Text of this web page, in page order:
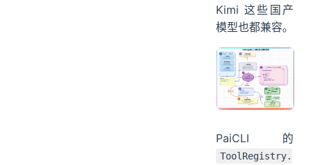
Kimi 这些国产
模型也都兼容。
PaiCLI 的
ToolRegistry.